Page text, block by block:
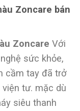
Zoncare bán
Zoncare Với
sức khỏe,
cầm tay đã trở
tư. mặc dù
siêu thanh